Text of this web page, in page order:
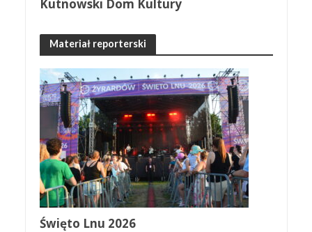
Kutnowski Dom Kultury
Materiał reporterski
Święto Lnu 2026